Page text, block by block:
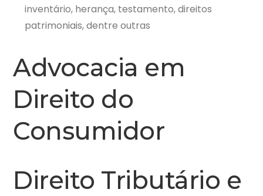
inventário, herança, testamento, direitos
patrimoniais, dentre outras
Advocacia em
Direito do
Consumidor
Direito Tributário e